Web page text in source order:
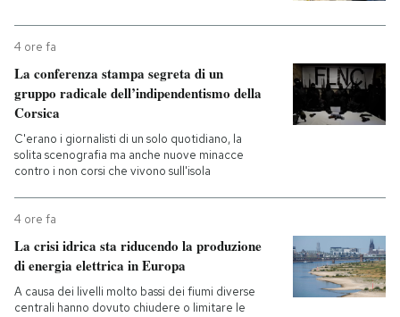
4 ore fa
La conferenza stampa segreta di un
gruppo radicale dell’indipendentismo della
Corsica
C'erano i giornalisti di un solo quotidiano, la
solita scenografia ma anche nuove minacce
contro i non corsi che vivono sull'isola
4 ore fa
La crisi idrica sta riducendo la produzione
di energia elettrica in Europa
A causa dei livelli molto bassi dei fiumi diverse
centrali hanno dovuto chiudere o limitare le